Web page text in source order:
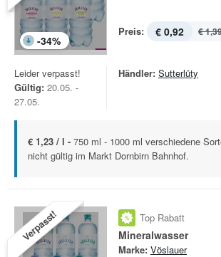
-34%
Preis: € 0,92 €
Leider verpasst!
Gültig: 20.05. -
27.05.
Händler: Sutterlüty
€ 1,23 / l - 750 ml - 1000 ml verschiedene
nicht gültig im Markt Dornbirn Bahnhof.
Verpasst! Top Rabatt
Mineralwasser
Marke: Vöslauer